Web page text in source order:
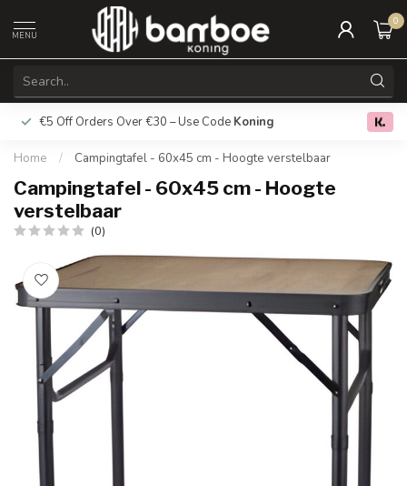
MENU
0
€5 Off Orders Over €30 – Use Code Koning Free
Home / Campingtafel - 60x45 cm - Hoogte verstelbaar
Campingtafel - 60x45 cm - Hoogte
verstelbaar
(0)